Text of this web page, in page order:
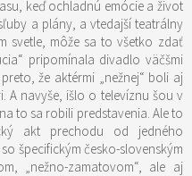
a plány, a vtedajší teatrálny
zdať
pripomínala divadlo väčšmi
boli aj
A navyše, išlo o televíznu šou v
to sa robili predstavenia. Ale to
prechodu od jedného
špecifickým česko-slovenským
zamatovom“, ale aj